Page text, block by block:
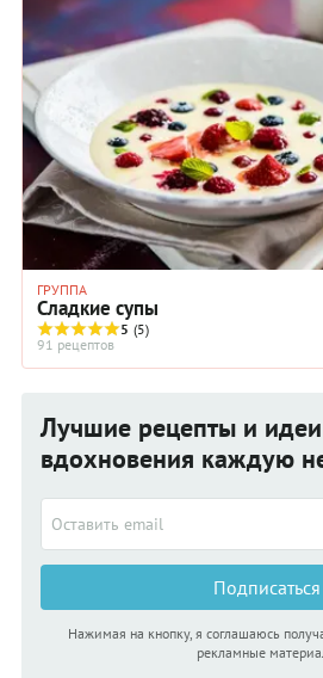
ГРУППА
Сладкие супы
5 (5)
91 рецептов
Лучшие рецепты и
вдохновения каждую
Подписаться
Нажимая на кнопку, я соглашаюсь
рекламные